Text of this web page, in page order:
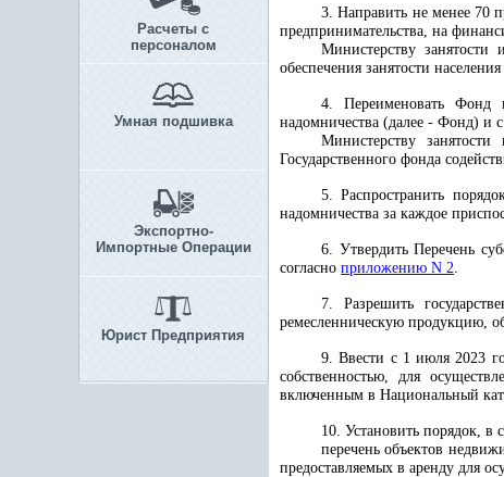
Расчеты с
персоналом
Умная подшивка
Экспортно-
Импортные Операции
Юрист Предприятия
3. Направить не менее 70
предпринимательства, на
Министерству
обеспечения занятости
4. Переименовать Фонд
надомничества (далее - Фонд) и
Министерству
Государственного фонда
5. Распространить
надомничества за каждое
6. Утвердить Перечень
согласно приложению N 2.
7. Разрешить
ремесленническую продукцию,
9. Ввести с 1 июля 2023
собственностью, для
включенным в Национальный
10. Установить порядок, в
перечень объектов
предоставляемых в аренду для